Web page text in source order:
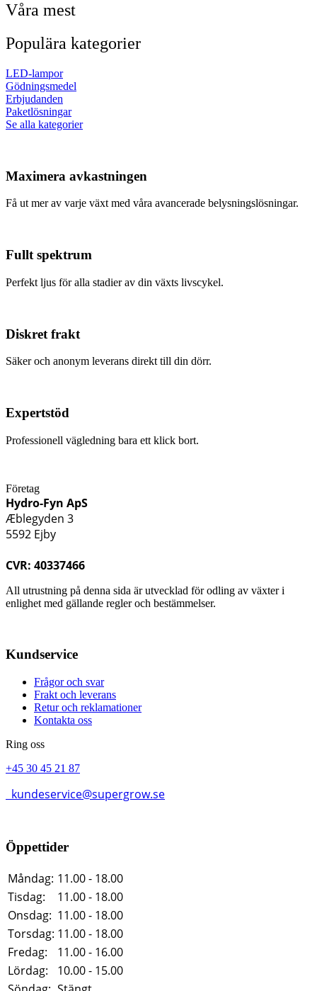
Våra mest
Populära kategorier
LED-lampor
Gödningsmedel
Erbjudanden
Paketlösningar
Se alla kategorier
Maximera avkastningen
Få ut mer av varje växt med våra avancerade belysningslösningar.
Fullt spektrum
Perfekt ljus för alla stadier av din växts livscykel.
Diskret frakt
Säker och anonym leverans direkt till din dörr.
Expertstöd
Professionell vägledning bara ett klick bort.
Företag
Hydro-Fyn ApS
Æblegyden 3
5592 Ejby
CVR: 40337466
All utrustning på denna sida är utvecklad för odling av växter i
enlighet med gällande regler och bestämmelser.
Kundservice
Frågor och svar
Frakt och leverans
Retur och reklamationer
Kontakta oss
Ring oss
+45 30 45 21 87
kundeservice@supergrow.se
Öppettider
Måndag: 11.00 - 18.00
Tisdag:
11.00 - 18.00
Onsdag: 11.00 - 18.00
Torsdag: 11.00 - 18.00
Fredag:
11.00 - 16.00
Lördag:
10.00 - 15.00